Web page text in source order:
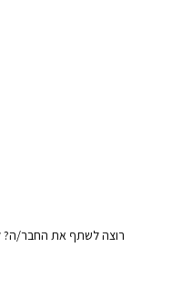
רוצה לשתף את החבר/ה?